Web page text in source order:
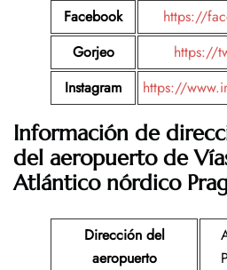
Facebook
https://
Gorjeo
https://
Instagram
https://
Información de
del aeropuerto de
Atlántico nórdico
Dirección del
aeropuerto